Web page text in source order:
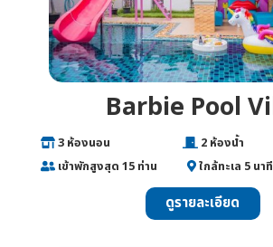
Barbie Pool
3 ห้องนอน ________________
2 ห้องน้ำ
เข้าพักสูงสุด 15 ท่าน ______ ใกล้ทะเล 5 นาที
ดูรายละเอียด